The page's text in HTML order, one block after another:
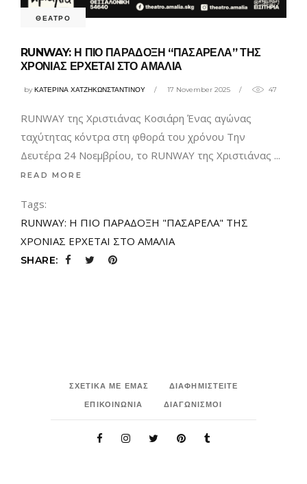
ΘΕΑΤΡΟ
RUNWAY: Η ΠΙΟ ΠΑΡΑΔΟΞΗ “ΠΑΣΑΡΕΛΑ” ΤΗΣ
ΧΡΟΝΙΑΣ ΕΡΧΕΤΑΙ ΣΤΟ ΑΜΑΛΙΑ
byΚΑΤΕΡΙΝΑ ΧΑΤΖΗΚΩΝΣΤΑΝΤΙΝΟΥ 17 November 2025 47
RUNWAY της Χριστιάνας Κοσιάρη Ένας αγώνας
ταχύτητας κόντρα στη φθορά του χρόνου Την
Δευτέρα 24 Νοεμβρίου, το RUNWAY της Χριστιάνας
READ MORE
Tags:
RUNWAY: Η ΠΙΟ ΠΑΡΑΔΟΞΗ "ΠΑΣΑΡΕΛΑ" ΤΗΣ
ΧΡΟΝΙΑΣ ΕΡΧΕΤΑΙ ΣΤΟ ΑΜΑΛΙΑ
SHARE:
ΣΧΕΤΙΚΑ ΜΕ ΕΜΑΣ
ΔΙΑΦΗΜΙΣΤΕΙΤΕ
ΕΠΙΚΟΙΝΩΝΙΑ
ΔΙΑΓΩΝΙΣΜΟΙ